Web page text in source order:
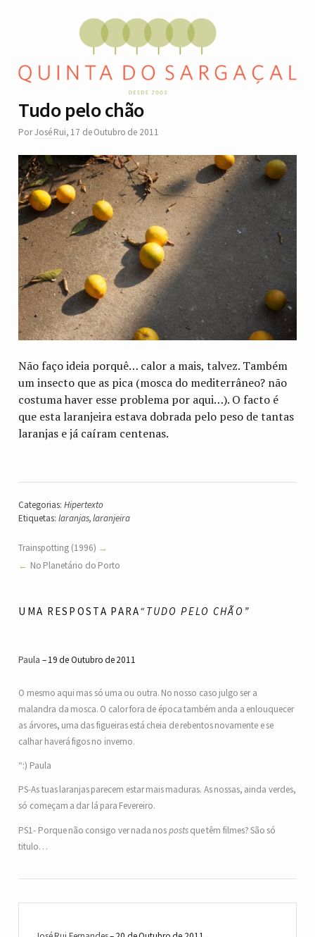
Tudo pelo chão
PorJosé Rui, 17 de Outubro de 2011
Não faço ideia porquê… calor a mais, talvez. Também
um insecto que as pica (mosca do mediterrâneo? não
costuma haver esse problema por aqui…). O facto é
que esta laranjeira estava dobrada pelo peso de tantas
laranjas e já caíram centenas.
Categorias: Hipertexto
Etiquetas: laranjas,laranjeira
Trainspotting (1996)
No Planetário do Porto
UMA RESPOSTA PARA“TUDO PELO CHÃO”
Paula 19 de Outubro de 2011
O mesmo aqui mas só uma ou outra. No nosso caso julgo ser a
malandra da mosca. O calor fora de época também anda a enlouquecer
as árvores, uma das figueiras está cheia de rebentos novamente e se
calhar haverá figos no inverno.
“:) Paula
PS-As tuas laranjas parecem estar mais maduras. As nossas, ainda verdes,
só começam a dar lá para Fevereiro.
PS1- Porque não consigo ver nada nospostsque têm filmes? São só
titulo…